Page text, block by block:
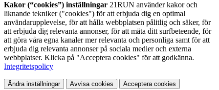
Kakor (“cookies”) inställningar 21RUN använder kakor och
liknande tekniker ("cookies") för att erbjuda dig en optimal
användarupplevelse, för att hålla webbplatsen pålitlig och säker, för
att erbjuda dig relevanta annonser, för att mäta ditt surfbeteende, för
att göra våra egna kanaler mer relevanta och personliga samt för att
erbjuda dig relevanta annonser på sociala medier och externa
webbplatser. Klicka på "Acceptera cookies" för att godkänna.
Integritetspolicy
Ändra inställningar Avvisa cookies Acceptera cookies